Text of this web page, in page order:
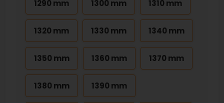
1290 mm 1300 mm 1310 mm
1320 mm 1330 mm 1340 mm
1350 mm 1360 mm 1370 mm
1380 mm 1390 mm